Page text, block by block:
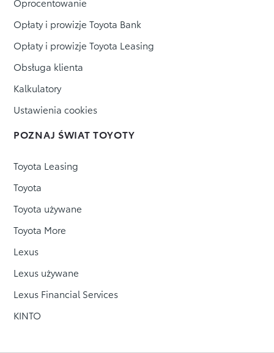
Opłaty i prowizje Toyota Bank
Opłaty i prowizje Toyota Leasing
Obsługa klienta
Kalkulatory
Ustawienia cookies
POZNAJ ŚWIAT TOYOTY
Toyota Leasing
Toyota
Toyota używane
Toyota More
Lexus
Lexus używane
Lexus Financial Services
KINTO